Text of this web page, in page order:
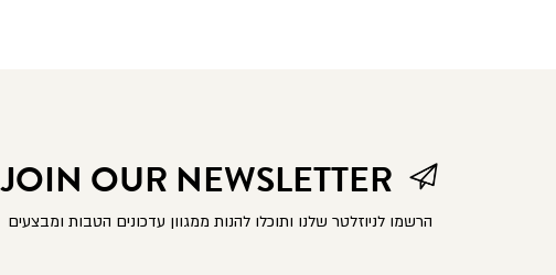
JOIN OUR NEWSLETTER
הרשמו לניוזלטר שלנו ותוכלו להנות ממגוון עדכונים הטבות ומבצעים